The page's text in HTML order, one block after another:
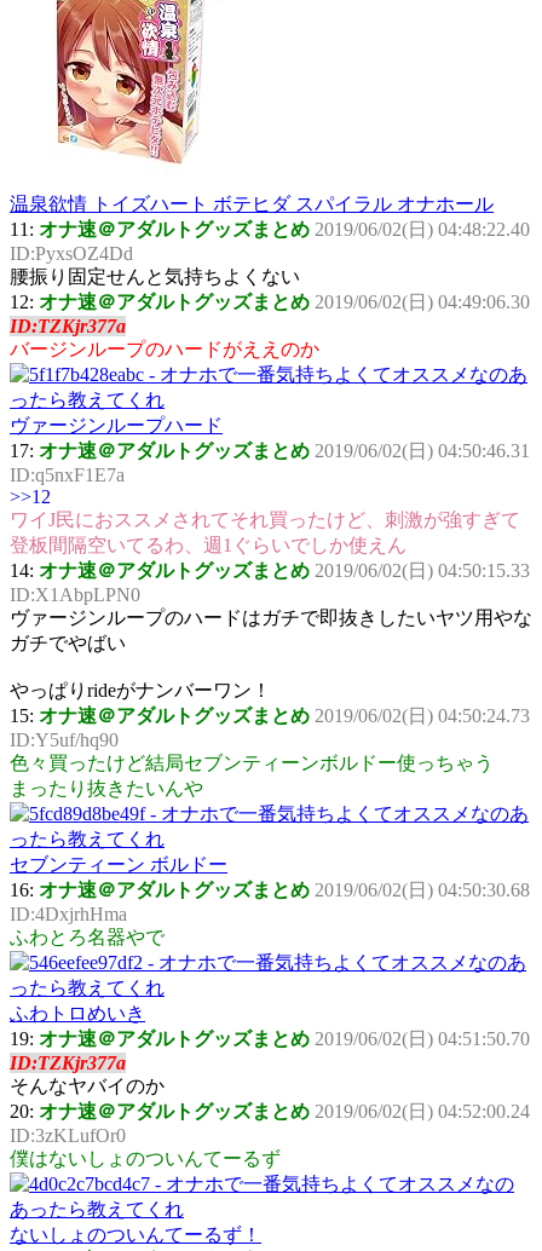
温泉欲情 トイズハート ボテヒダ スパイラル オナホール
11: オナ速＠アダルトグッズまとめ 2019/06/02(日) 04:48:22.40
ID:PyxsOZ4Dd
腰振り固定せんと気持ちよくない
12: オナ速＠アダルトグッズまとめ 2019/06/02(日) 04:49:06.30
ID:TZKjr377a
バージンループのハードがええのか
ヴァージンループハード
17: オナ速＠アダルトグッズまとめ 2019/06/02(日) 04:50:46.31
ID:q5nxF1E7a
>>12
ワイJ民におススメされてそれ買ったけど、刺激が強すぎて
登板間隔空いてるわ、週1ぐらいでしか使えん
14: オナ速＠アダルトグッズまとめ 2019/06/02(日) 04:50:15.33
ID:X1AbpLPN0
ヴァージンループのハードはガチで即抜きしたいヤツ用やな
ガチでやばい
やっぱりrideがナンバーワン！
15: オナ速＠アダルトグッズまとめ 2019/06/02(日) 04:50:24.73
ID:Y5uf/hq90
色々買ったけど結局セブンティーンボルドー使っちゃう
まったり抜きたいんや
セブンティーン ボルドー
16: オナ速＠アダルトグッズまとめ 2019/06/02(日) 04:50:30.68
ID:4DxjrhHma
ふわとろ名器やで
ふわトロめいき
19: オナ速＠アダルトグッズまとめ 2019/06/02(日) 04:51:50.70
ID:TZKjr377a
そんなヤバイのか
20: オナ速＠アダルトグッズまとめ 2019/06/02(日) 04:52:00.24
ID:3zKLufOr0
僕はないしょのついんてーるず
ないしょのついんてーるず！